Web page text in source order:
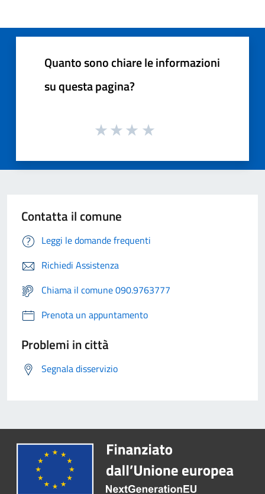
Quanto sono chiare le informazioni
su questa pagina?
Contatta il comune
Leggi le domande frequenti
Richiedi Assistenza
Chiama il comune 090.9763777
Prenota un appuntamento
Problemi in città
Segnala disservizio